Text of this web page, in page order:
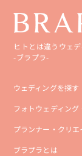
ヒトとは違うウェ
-ブラプラ-
ウェディングを探す
フォトウェディング
プランナー・クリエ
ブラプラとは